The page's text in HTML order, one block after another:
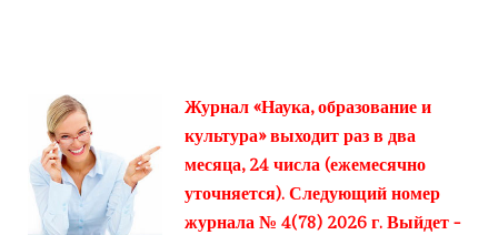
Журнал «Наука, образование и
культура» выходит раз в два
месяца, 24 числа (ежемесячно
уточняется). Следующий номер
журнала № 4(78) 2026 г. Выйдет -